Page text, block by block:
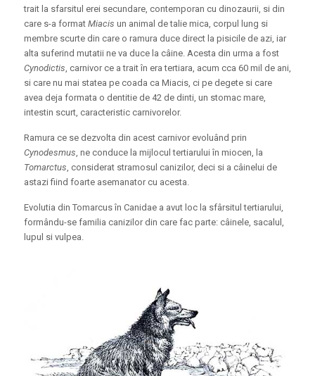
trait la sfarsitul erei secundare, contemporan cu dinozaurii, si din
care s-a format Miacis un animal de talie mica, corpul lung si
membre scurte din care o ramura duce direct la pisicile de azi, iar
alta suferind mutatii ne va duce la câine. Acesta din urma a fost
Cynodictis, carnivor ce a trait în era tertiara, acum cca 60 mil de ani,
si care nu mai statea pe coada ca Miacis, ci pe degete si care
avea deja formata o dentitie de 42 de dinti, un stomac mare,
intestin scurt, caracteristic carnivorelor.
Ramura ce se dezvolta din acest carnivor evoluând prin
Cynodesmus, ne conduce la mijlocul tertiarului în miocen, la
Tomarctus, considerat stramosul canizilor, deci si a câinelui de
astazi fiind foarte asemanator cu acesta.
Evolutia din Tomarcus în Canidae a avut loc la sfârsitul tertiarului,
formându-se familia canizilor din care fac parte: câinele, sacalul,
lupul si vulpea.